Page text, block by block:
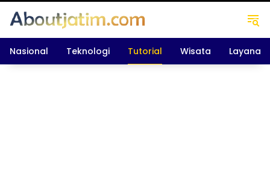
Nasional Teknologi Tutorial Wisata Layanan